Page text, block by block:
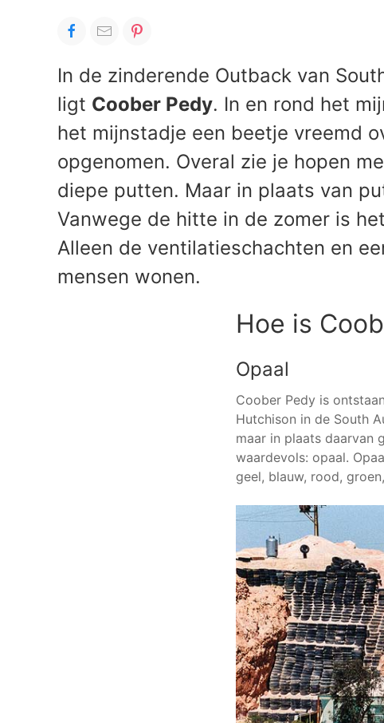
In de zinderende Outback van
ligt Coober Pedy. In en rond het
het mijnstadje een beetje vreemd
opgenomen. Overal zie je hopen
diepe putten. Maar in plaats van
Vanwege de hitte in de zomer is
Alleen de ventilatieschachten en
mensen wonen.
Hoe is
Opaal
Coober Pedy is
Hutchison in de South
maar in plaats daarvan
waardevols: opaal.
geel, blauw, rood,